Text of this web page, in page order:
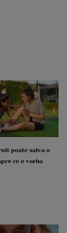
poate salva o
ce e vorba